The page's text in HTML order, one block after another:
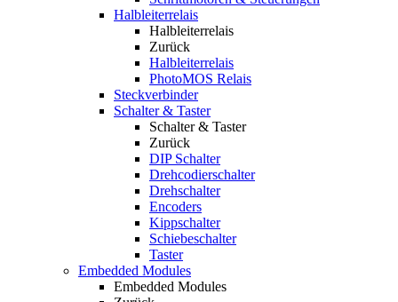
Halbleiterrelais
Halbleiterrelais
Zurück
Halbleiterrelais
PhotoMOS Relais
Steckverbinder
Schalter & Taster
Schalter & Taster
Zurück
DIP Schalter
Drehcodierschalter
Drehschalter
Encoders
Kippschalter
Schiebeschalter
Taster
Embedded Modules
Embedded Modules